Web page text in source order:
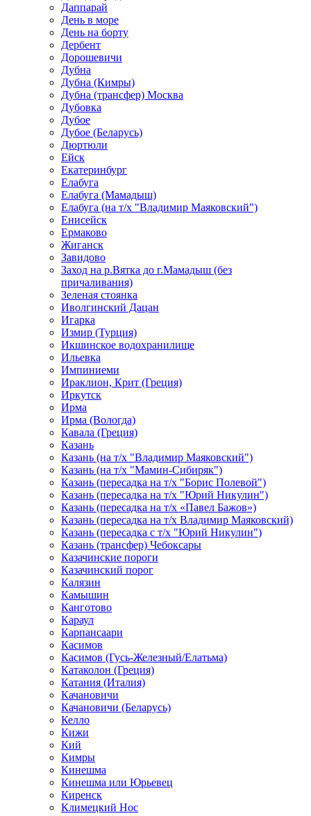
Даппарай
День в море
День на борту
Дербент
Дорошевичи
Дубна
Дубна (Кимры)
Дубна (трансфер) Москва
Дубовка
Дубое
Дубое (Беларусь)
Дюртюли
Ейск
Екатеринбург
Елабуга
Елабуга (Мамадыш)
Елабуга (на т/х "Владимир Маяковский")
Енисейск
Ермаково
Жиганск
Завидово
Заход на р.Вятка до г.Мамадыш (без
причаливания)
Зеленая стоянка
Иволгинский Дацан
Игарка
Измир (Турция)
Икшинское водохранилище
Ильевка
Импиниеми
Ираклион, Крит (Греция)
Иркутск
Ирма
Ирма (Вологда)
Кавала (Греция)
Казань
Казань (на т/х "Владимир Маяковский")
Казань (на т/х "Мамин-Сибиряк")
Казань (пересадка на т/х "Борис Полевой")
Казань (пересадка на т/х "Юрий Никулин")
Казань (пересадка на т/х «Павел Бажов»)
Казань (пересадка на т/х Владимир Маяковский)
Казань (пересадка с т/х "Юрий Никулин")
Казань (трансфер) Чебоксары
Казачинские пороги
Казачинский порог
Калязин
Камышин
Канготово
Караул
Карпансаари
Касимов
Касимов (Гусь-Железный/Елатьма)
Катаколон (Греция)
Катания (Италия)
Качановичи
Качановичи (Беларусь)
Келло
Кижи
Кий
Кимры
Кинешма
Кинешма или Юрьевец
Киренск
Климецкий Нос